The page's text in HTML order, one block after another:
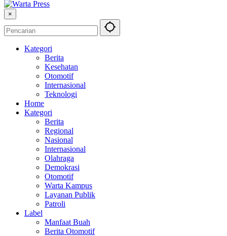
×
Kategori
Berita
Kesehatan
Otomotif
Internasional
Teknologi
Home
Kategori
Berita
Regional
Nasional
Internasional
Olahraga
Demokrasi
Otomotif
Warta Kampus
Layanan Publik
Patroli
Label
Manfaat Buah
Berita Otomotif